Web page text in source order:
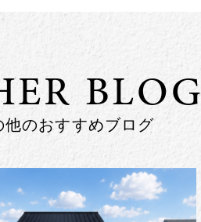
BLOG
他のおすすめブログ